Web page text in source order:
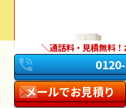
通話料・見積無料
メールでお見積り